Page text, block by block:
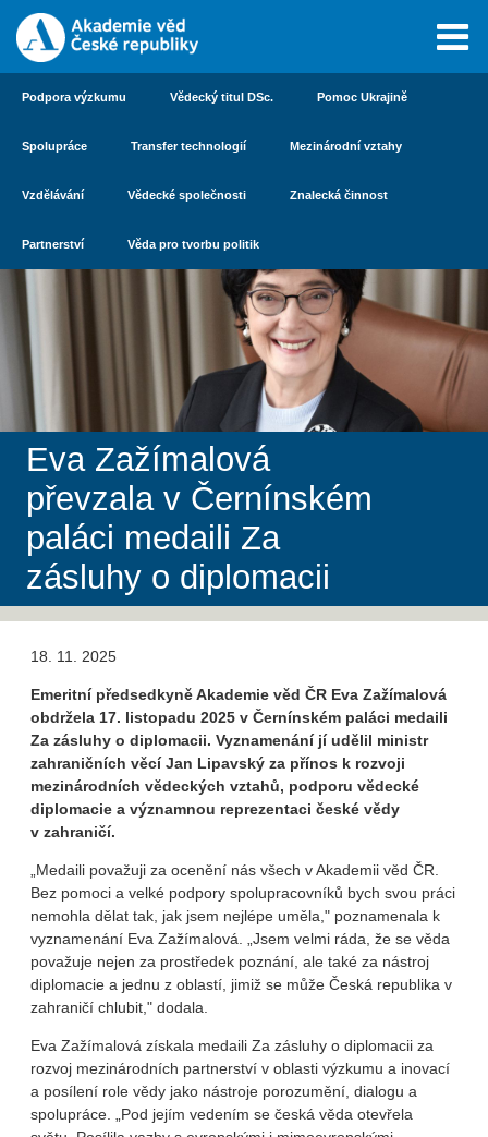
Podpora výzkumu Vědecký titul DSc. Pomoc Ukrajině
Spolupráce Transfer technologií Mezinárodní vztahy
Vzdělávání Vědecké společnosti Znalecká činnost
Partnerství Věda pro tvorbu politik
Eva Zažímalová
převzala v Černínském
paláci medaili Za
zásluhy o diplomacii
18. 11. 2025
Emeritní předsedkyně Akademie věd ČR Eva Zažímalová
obdržela 17. listopadu 2025 v Černínském paláci medaili
Za zásluhy o diplomacii. Vyznamenání jí udělil ministr
zahraničních věcí Jan Lipavský za přínos k rozvoji
mezinárodních vědeckých vztahů, podporu vědecké
diplomacie a významnou reprezentaci české vědy
v zahraničí.
„Medaili považuji za ocenění nás všech v Akademii věd ČR.
Bez pomoci a velké podpory spolupracovníků bych svou práci
nemohla dělat tak, jak jsem nejlépe uměla," poznamenala k
vyznamenání Eva Zažímalová. „Jsem velmi ráda, že se věda
považuje nejen za prostředek poznání, ale také za nástroj
diplomacie a jednu z oblastí, jimiž se může Česká republika v
zahraničí chlubit," dodala.
Eva Zažímalová získala medaili Za zásluhy o diplomacii za
rozvoj mezinárodních partnerství v oblasti výzkumu a inovací
a posílení role vědy jako nástroje porozumění, dialogu a
spolupráce. „Pod jejím vedením se česká věda otevřela